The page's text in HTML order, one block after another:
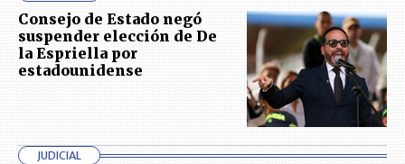
Consejo de Estado negó
suspender elección de De
la Espriella por
estadounidense
JUDICIAL